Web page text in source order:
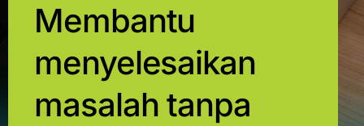
Membantu
menyelesaikan
masalah tanpa